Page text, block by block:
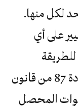
لكل منها.
على أي
للطريقة
الموصوفة في البند الثالث من المادة 87 من قانون
المحصل